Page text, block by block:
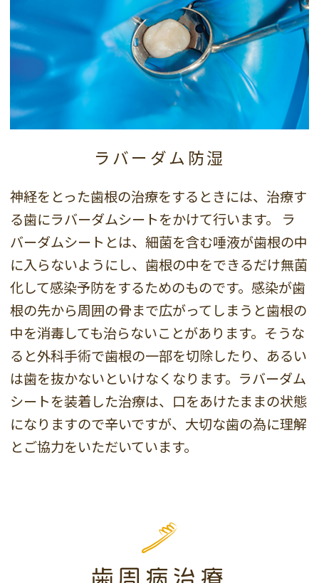
ラバーダム防湿
神経をとった歯根の治療をするときには、治療す
る歯にラバーダムシートをかけて行います。
ラ
バーダムシートとは、細菌を含む唾液が歯根の中
に入らないようにし、歯根の中をできるだけ無菌
化して感染予防をするためのものです。感染が歯
根の先から周囲の骨まで広がってしまうと歯根の
中を消毒しても治らないことがあります。そうな
ると外科手術で歯根の一部を切除したり、あるい
は歯を抜かないといけなくなります。ラバーダム
シートを装着した治療は、口をあけたままの状態
になりますので辛いですが、大切な歯の為に理解
とご協力をいただいています。
歯周病治療